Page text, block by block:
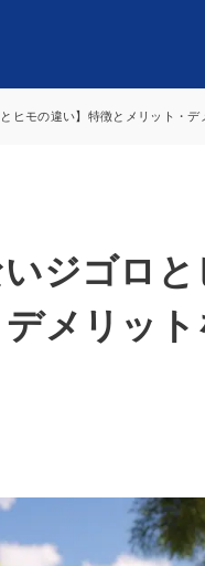
ヒモの違い】特徴とメリット・デ
いジゴロ
メリッ